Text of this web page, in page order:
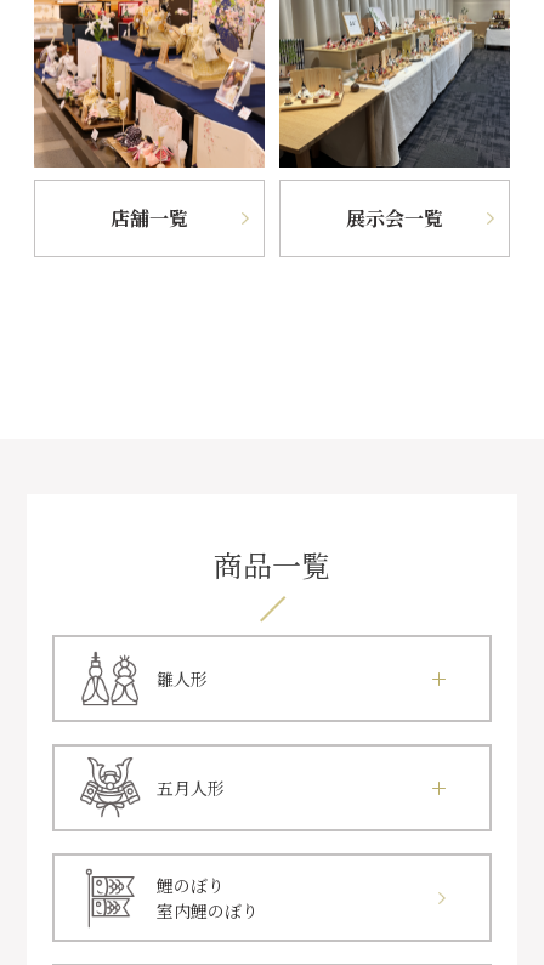
店舗一覧 展示会一覧
商品一覧
雛人形
五月人形
鯉のぼり
室内鯉のぼり